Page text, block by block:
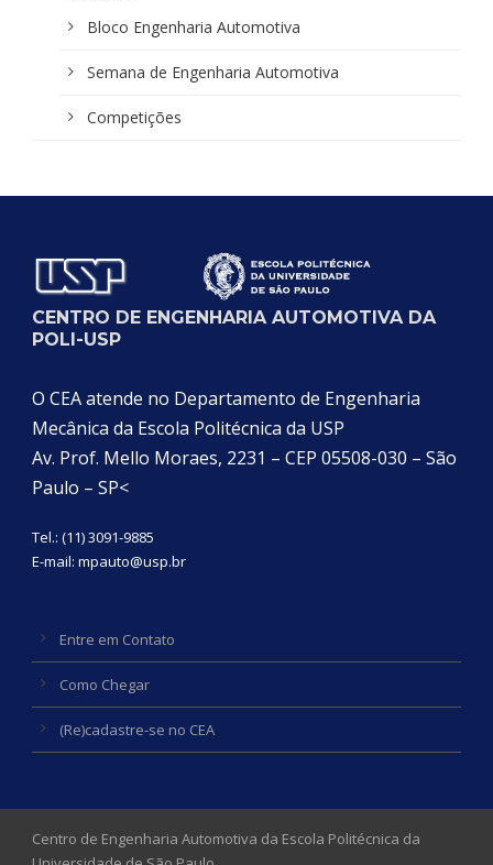
Bloco Engenharia Automotiva
Semana de Engenharia Automotiva
Competições
CENTRO DE ENGENHARIA AUTOMOTIVA DA
POLI-USP
O CEA atende no Departamento de Engenharia
Mecânica da Escola Politécnica da USP
Av. Prof. Mello Moraes, 2231 – CEP 05508-030 – São
Paulo – SP<
Tel.: (11) 3091-9885
E-mail: mpauto@usp.br
Entre em Contato
Como Chegar
(Re)cadastre-se no CEA
Centro de Engenharia Automotiva da Escola Politécnica da